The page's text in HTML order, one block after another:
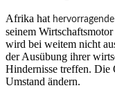
Afrika hat
seinem
wird bei weitem nicht
der Ausübung ihrer
Hindernisse treffen.
Umstand ändern.